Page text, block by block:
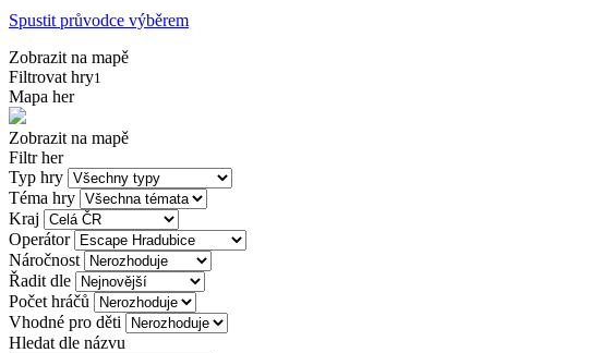
Spustit průvodce výběrem
Zobrazit na mapě
Filtrovat hry1
Mapa her
Zobrazit na mapě
Filtr her
Typ hry
Téma hry
Kraj
Operátor
Náročnost
Řadit dle
Počet hráčů
Vhodné pro děti
Hledat dle názvu